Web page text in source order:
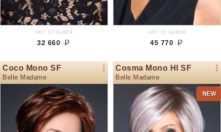
нет отзывов
32 660
нет отзывов
45 770
Coco Mono SF
Belle Madame
Cosma Mono HI SF
Belle Madame